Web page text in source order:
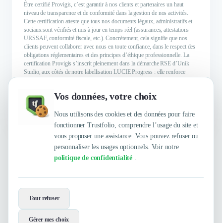
Vos données, votre choix
Nous utilisons des cookies et des données pour faire
fonctionner Trustfolio, comprendre l’usage du site et
vous proposer une assistance. Vous pouvez refuser ou
personnaliser les usages optionnels. Voir notre
politique de confidentialité .
Tout refuser
Gérer mes choix
Être certifié Provigis, c’est garantir à nos clients et partenaires un haut
niveau de transparence et de conformité dans la gestion de nos activités.
Cette certification atteste que tous nos documents légaux, administratifs et
sociaux sont vérifiés et mis à jour en temps réel (assurances, attestations
URSSAF, conformité fiscale, etc.). Concrètement, cela signifie que nos
clients peuvent collaborer avec nous en toute confiance, dans le respect des
obligations réglementaires et des principes d’éthique professionnelle. La
certification Provigis s’inscrit pleinement dans la démarche RSE d’Unik
Studio, aux côtés de notre labellisation LUCIE Progress : elle renforce
En savoir plus
Contactez-les maintenant !